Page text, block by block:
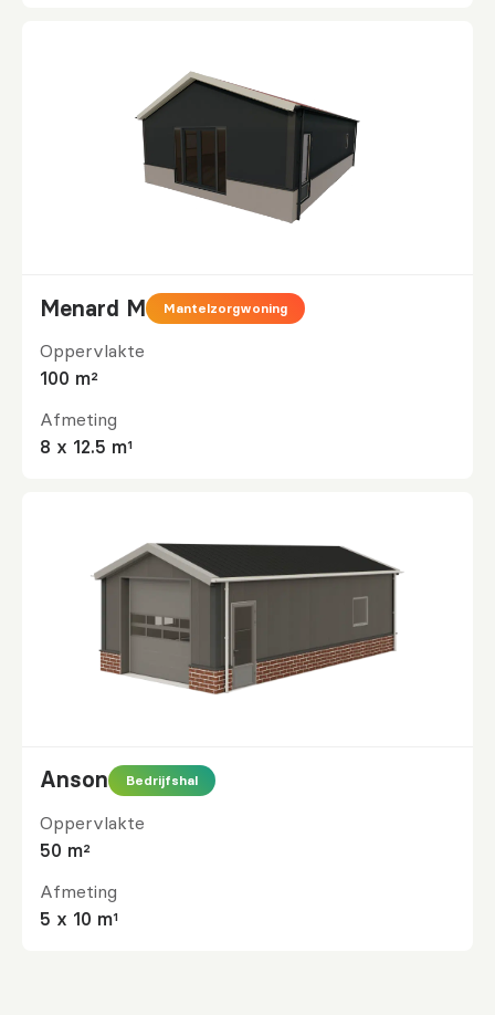
Menard M Mantelzorgwoning
Oppervlakte
100 m²
Afmeting
8 x 12.5 m¹
Anson Bedrijfshal
Oppervlakte
50 m²
Afmeting
5 x 10 m¹